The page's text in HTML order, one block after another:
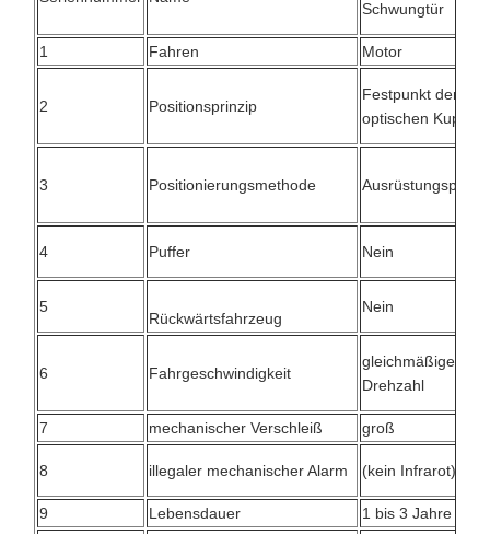
Schwungtür
1 Fahren Motor
2 Positionsprinzip
Festpunkt der
optischen
3 Positionierungsmethode
4 Puffer Nein
5
Rückwärtsfahrzeug
Nein
6 Fahrgeschwindigkeit
gleichmäßige
Drehzahl
7 mechanischer Verschleiß groß
8 illegaler mechanischer Alarm (kein Infrarot)
9 Lebensdauer 1 bis 3 Jahre